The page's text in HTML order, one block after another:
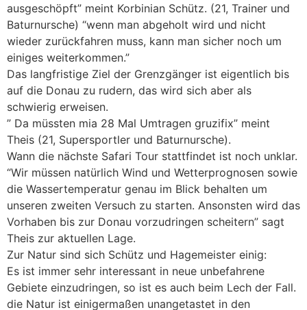
ausgeschöpft” meint Korbinian Schütz. (21, Trainer und
Baturnursche) “wenn man abgeholt wird und nicht
wieder zurückfahren muss, kann man sicher noch um
einiges weiterkommen.”
Das langfristige Ziel der Grenzgänger ist eigentlich bis
auf die Donau zu rudern, das wird sich aber als
schwierig erweisen.
” Da müssten mia 28 Mal Umtragen gruzifix” meint
Theis (21, Supersportler und Baturnursche).
Wann die nächste Safari Tour stattfindet ist noch unklar.
“Wir müssen natürlich Wind und Wetterprognosen sowie
die Wassertemperatur genau im Blick behalten um
unseren zweiten Versuch zu starten. Ansonsten wird das
Vorhaben bis zur Donau vorzudringen scheitern” sagt
Theis zur aktuellen Lage.
Zur Natur sind sich Schütz und Hagemeister einig:
Es ist immer sehr interessant in neue unbefahrene
Gebiete einzudringen, so ist es auch beim Lech der Fall.
die Natur ist einigermaßen unangetastet in den